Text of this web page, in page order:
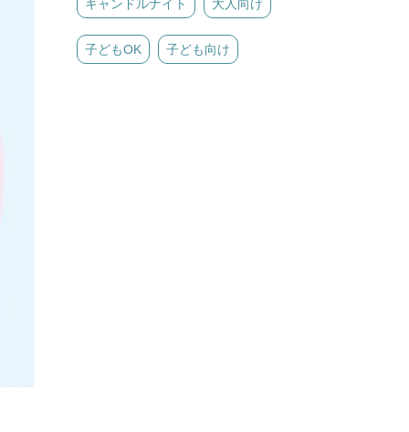
キャンドルナイト 大人向け
子どもOK 子ども向け